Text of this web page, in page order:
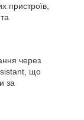
пристроїв,
через
що
за